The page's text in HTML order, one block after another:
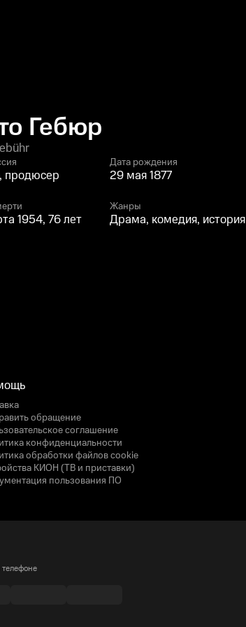
Гебюр
продюсер
Дата рождения
29 мая 1877
1954, 76 лет
Жанры
Драма, комедия, история
обращение
соглашение
конфиденциальности
обработки файлов cookie
КИОН (ТВ и приставки)
пользования ПО